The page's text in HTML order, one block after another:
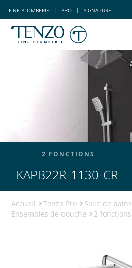
FINE PLOMBERIE | PRO | SIGNATURE
2 FONCTIONS
KAPB22R-1130-CR
Accueil Tenzo Pro Salle de bains
Ensembles de douche
2 fonctions